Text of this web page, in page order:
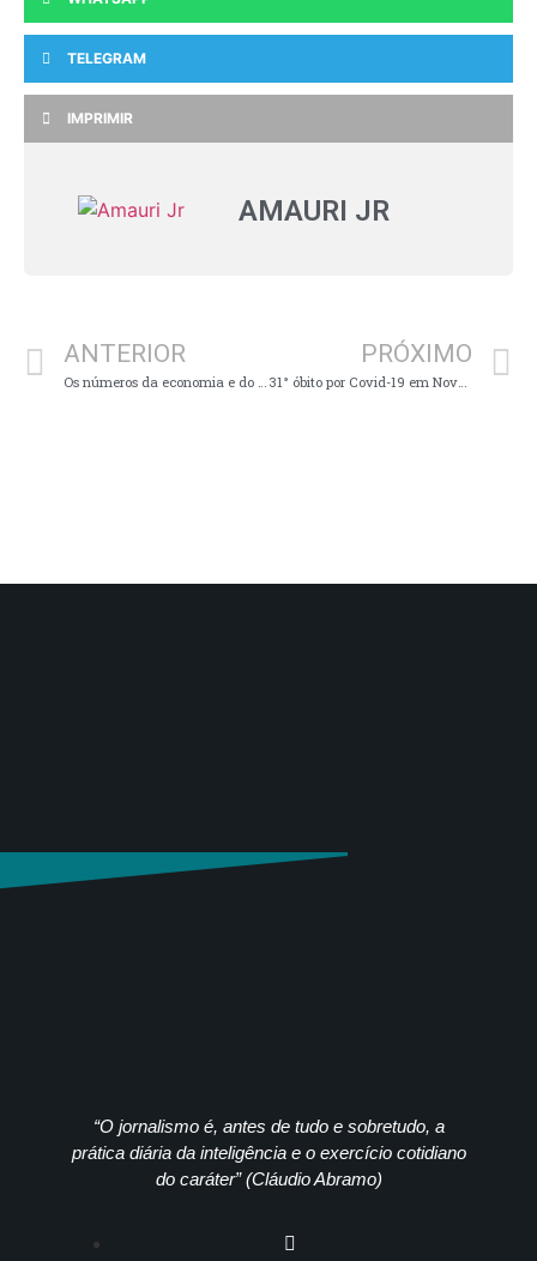
TELEGRAM
IMPRIMIR
AMAURI JR
ANTERIOR
Os números da economia e do mercado agropecuário, quinta-feira (23/09)
PRÓXIMO
31° óbito por Covid-19 em Nova Resende
“O jornalismo é, antes de tudo e sobretudo, a
prática diária da inteligência e o exercício cotidiano
do caráter” (Cláudio Abramo)